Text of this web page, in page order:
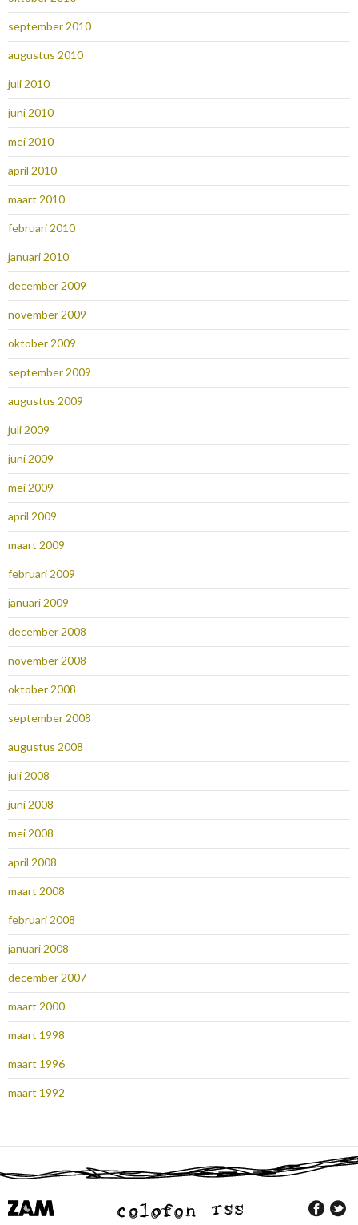
september 2010
augustus 2010
juli 2010
juni 2010
mei 2010
april 2010
maart 2010
februari 2010
januari 2010
december 2009
november 2009
oktober 2009
september 2009
augustus 2009
juli 2009
juni 2009
mei 2009
april 2009
maart 2009
februari 2009
januari 2009
december 2008
november 2008
oktober 2008
september 2008
augustus 2008
juli 2008
juni 2008
mei 2008
april 2008
maart 2008
februari 2008
januari 2008
december 2007
maart 2000
maart 1998
maart 1996
maart 1992